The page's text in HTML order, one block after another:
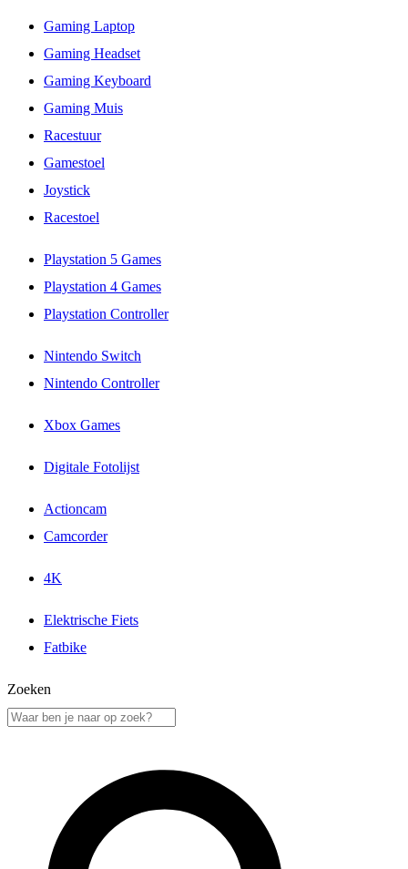
Gaming Laptop
Gaming Headset
Gaming Keyboard
Gaming Muis
Racestuur
Gamestoel
Joystick
Racestoel
Playstation 5 Games
Playstation 4 Games
Playstation Controller
Nintendo Switch
Nintendo Controller
Xbox Games
Digitale Fotolijst
Actioncam
Camcorder
4K
Elektrische Fiets
Fatbike
Zoeken